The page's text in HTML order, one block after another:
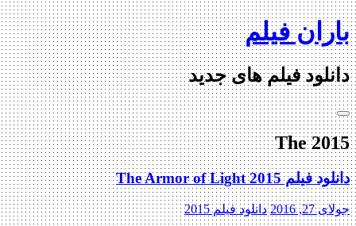
Skip
to
content
باران فیلم
دانلود فیلم های جدید
The 2015
دانلود فیلم The Armor of Light 2015
جولای 27, 2016 دانلود فیلم 2015